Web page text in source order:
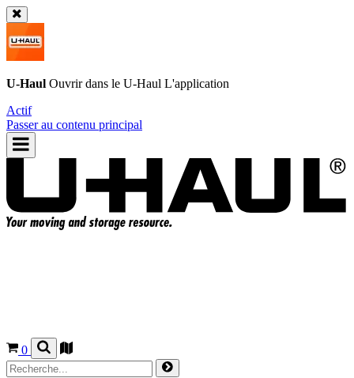
U-Haul Ouvrir dans le U-Haul L'application
Actif
Passer au contenu principal
0